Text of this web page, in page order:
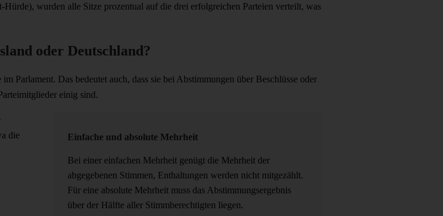
wurden alle Sitze prozentual auf die drei erfolgreichen Parteien verteilt, was
oder Deutschland?
Parlament. Das bedeutet auch, dass sie bei Abstimmungen über Beschlüsse oder
einig sind.
Einfache und absolute Mehrheit
Bei einer einfachen Mehrheit genügt die Mehrheit der
abgegebenen Stimmen, Enthaltungen werden nicht mitgezählt.
Für eine absolute Mehrheit muss das Abstimmungsergebnis
über der Hälfte aller Stimmberechtigten liegen.
die